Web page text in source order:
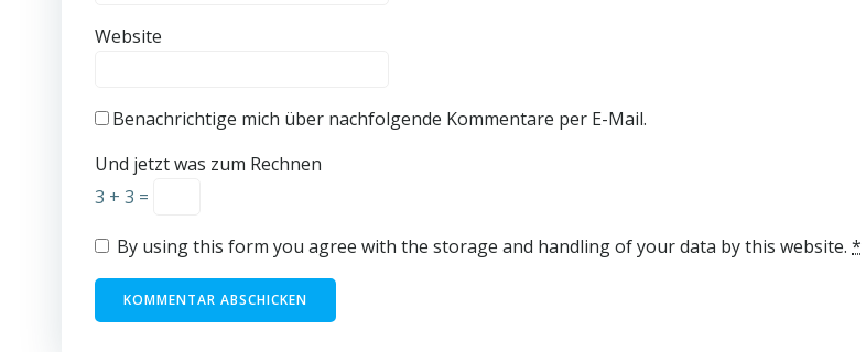
Website
Benachrichtige mich über nachfolgende Kommentare per E-Mail.
Und jetzt was zum Rechnen
3 + 3 =
By using this form you agree with the storage and handling of your data by this website. *